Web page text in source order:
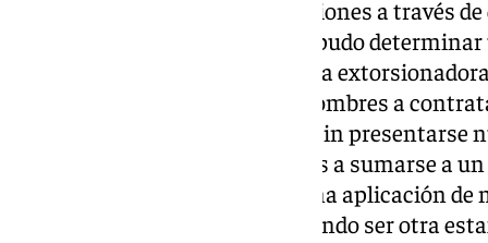
Del análisis de 3.500 conversaciones a través
mensajería y redes sociales, se pudo
‘modus operandi’ utilizado por la
ser prostituta, instando a los hombres a
previo pago vía bizum, aunque sin presentarse
tarde, animaría a sus seguidores a sumarse a
contenido sexual, a través de una aplicación
igualmente previo pago, resultando ser otra